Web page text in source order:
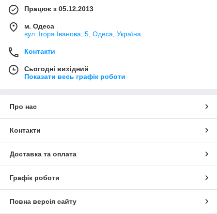
Працює з 05.12.2013
м. Одеса
вул. Ігоря Іванова, 5, Одеса, Україна
Контакти
Сьогодні вихідний
Показати весь графік роботи
Про нас
Контакти
Доставка та оплата
Графік роботи
Повна версія сайту